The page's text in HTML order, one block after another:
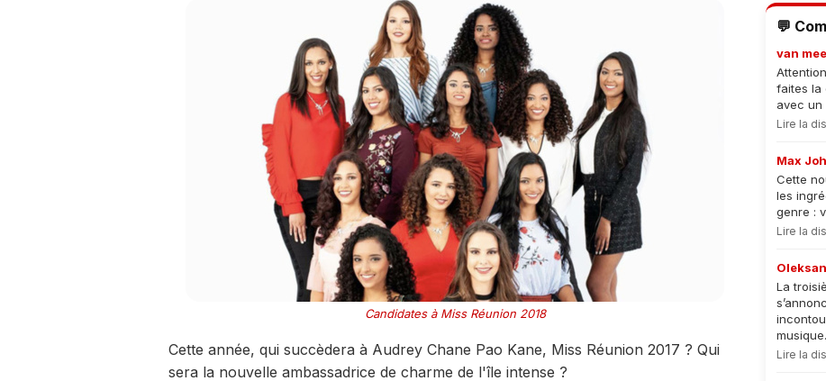
Candidates à Miss Réunion 2018
Cette année, qui succèdera à Audrey Chane Pao Kane, Miss Réunion 2017 ? Qui
sera la nouvelle ambassadrice de charme de l'île intense ?
💬
van
faites la
avec un
Lire la
Max
Cette
les
genre :
Lire la
La
Lire la